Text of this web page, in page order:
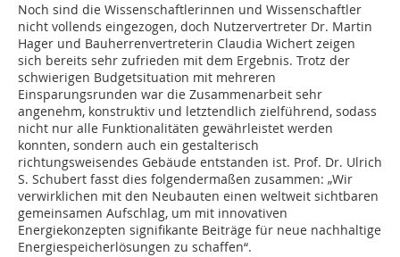
Noch sind die Wissenschaftlerinnen und Wissenschaftler
nicht vollends einge­zogen, doch Nutzervertreter Dr. Martin
Hager und Bauherrenvertreterin Claudia Wichert zeigen
sich bereits sehr zu­frieden mit dem Ergebnis. Trotz der
schwierigen Budgetsituation mit mehreren
Einsparungsrunden war die Zusammenarbeit sehr
angenehm, konstruktiv und letztendlich zielführend, sodass
nicht nur alle Funktionalitäten gewährleistet werden
konnten, sondern auch ein gestalterisch
richtungsweisendes Gebäude entstanden ist. Prof. Dr. Ulrich
S. Schubert fasst dies folgendermaßen zusammen: „Wir
verwirklichen mit den Neubauten einen weltweit sichtbaren
gemeinsamen Aufschlag, um mit innovativen
Energiekonzepten signifikante Beiträge für neue nachhaltige
Energiespeicherlösungen zu schaffen“.